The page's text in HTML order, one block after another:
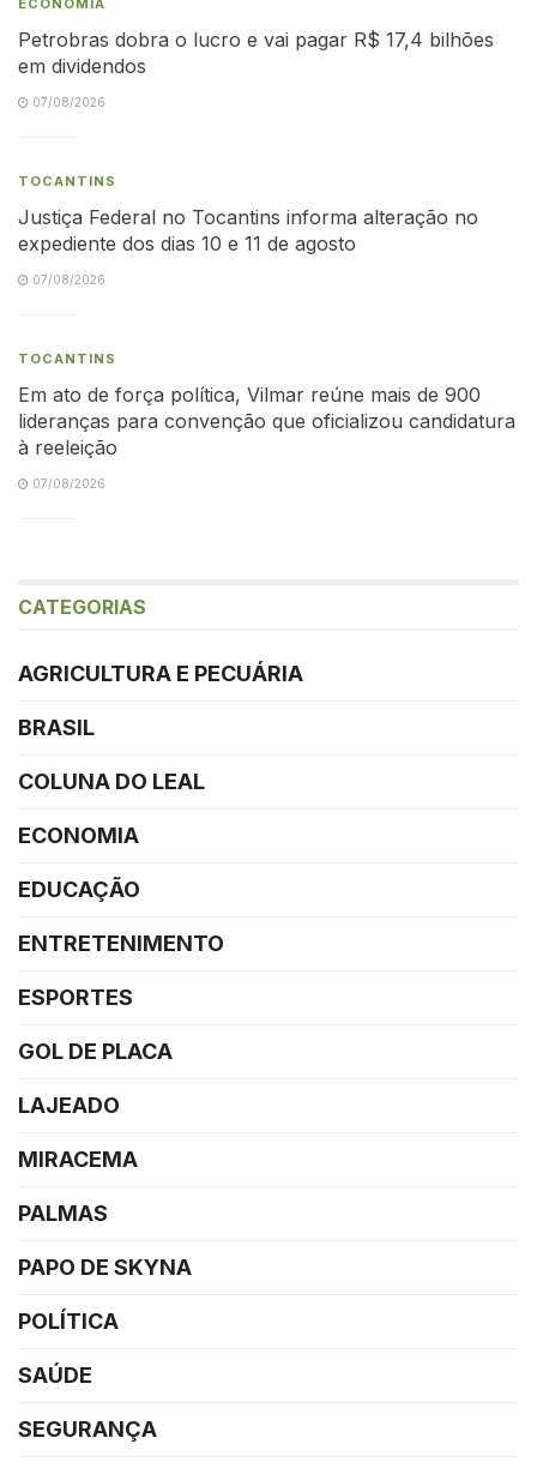
Petrobras dobra o lucro e vai pagar R$ 17,4 bilhões
em dividendos
07/08/2026
TOCANTINS
Justiça Federal no Tocantins informa alteração no
expediente dos dias 10 e 11 de agosto
07/08/2026
TOCANTINS
Em ato de força política, Vilmar reúne mais de 900
lideranças para convenção que oficializou candidatura
à reeleição
07/08/2026
CATEGORIAS
AGRICULTURA E PECUÁRIA
BRASIL
COLUNA DO LEAL
ECONOMIA
EDUCAÇÃO
ENTRETENIMENTO
ESPORTES
GOL DE PLACA
LAJEADO
MIRACEMA
PALMAS
PAPO DE SKYNA
POLÍTICA
SAÚDE
SEGURANÇA